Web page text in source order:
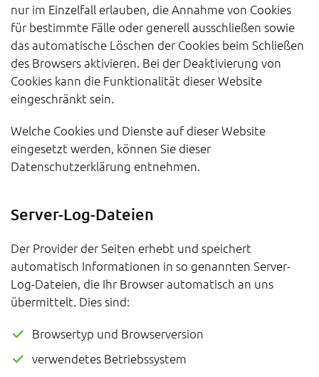
nur im Einzelfall erlauben, die Annahme von Cookies
für bestimmte Fälle oder generell ausschließen sowie
das automatische Löschen der Cookies beim Schließen
des Browsers aktivieren. Bei der Deaktivierung von
Cookies kann die Funktionalität dieser Website
eingeschränkt sein.
Welche Cookies und Dienste auf dieser Website
eingesetzt werden, können Sie dieser
Datenschutzerklärung entnehmen.
Server-Log-Dateien
Der Provider der Seiten erhebt und speichert
automatisch Informationen in so genannten Server-
Log-Dateien, die Ihr Browser automatisch an uns
übermittelt. Dies sind:
Browsertyp und Browserversion
verwendetes Betriebssystem